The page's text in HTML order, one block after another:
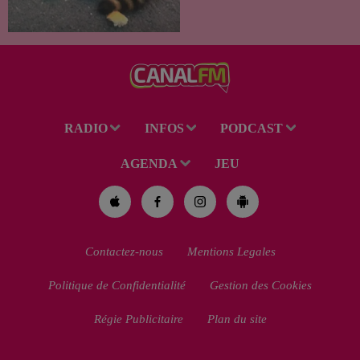
de lui porter secours part...
RADIO INFOS PODCAST
AGENDA JEU
Contactez-nous Mentions Legales
Politique de Confidentialité Gestion des Cookies
Régie Publicitaire Plan du site